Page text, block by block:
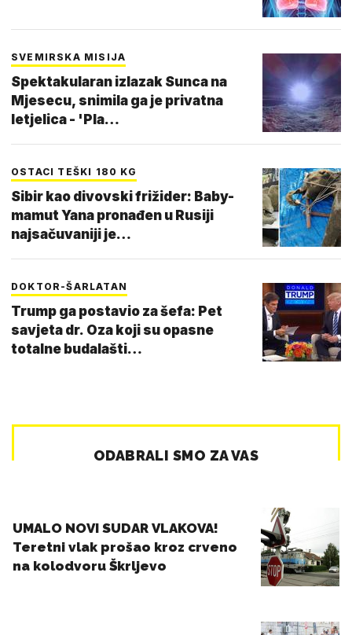
SVEMIRSKA MISIJA
Spektakularan izlazak Sunca na
Mjesecu, snimila ga je privatna
letjelica - 'Pla…
OSTACI TEŠKI 180 KG
Sibir kao divovski frižider: Baby-
mamut Yana pronađen u Rusiji
najsačuvaniji je…
DOKTOR-ŠARLATAN
Trump ga postavio za šefa: Pet
savjeta dr. Oza koji su opasne
totalne budalašti…